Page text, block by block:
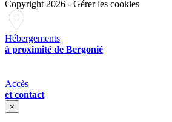
Copyright 2026 - Gérer les cookies
Hébergements
à proximité de Bergonié
Accès
et contact
×